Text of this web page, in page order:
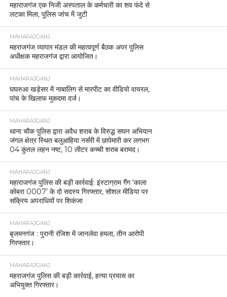
महाराजगंज एक निजी अस्पताल के कर्मचारी का शव फंदे से
लटका मिला, पुलिस जांच में जुटी
MAHARAJGANJ
महराजगंज व्यापार मंडल की महत्वपूर्ण बैठक अपर पुलिस
अधीक्षक महराजगंज द्वारा आयोजित।
MAHARAJGANJ
घघरुआ खड़ेसर में नाबालिग से मारपीट का वीडियो वायरल,
पांच के खिलाफ मुकदमा दर्ज।
MAHARAJGANJ
थाना चौक पुलिस द्वारा अवैध शराब के विरुद्ध सघन अभियान
जंगल क्षेत्र स्थित बलुआहिया नर्सरी में छापेमारी कर लगभग
04 कुंतल लहन नष्ट, 10 लीटर कच्ची शराब बरामद।
MAHARAJGANJ
महाराजगंज पुलिस की बड़ी कार्रवाई: इंस्टाग्राम गैंग ‘काला
कोबरा 0007’ के दो सदस्य गिरफ्तार, सोशल मीडिया पर
सक्रिय अपराधियों पर शिकंजा
MAHARAJGANJ
बृजमनगंज : पुरानी रंजिश में जानलेवा हमला, तीन आरोपी
गिरफ्तार।
MAHARAJGANJ
महराजगंज पुलिस की बड़ी कार्रवाई, हत्या प्रयास का
अभियुक्त गिरफ्तार।